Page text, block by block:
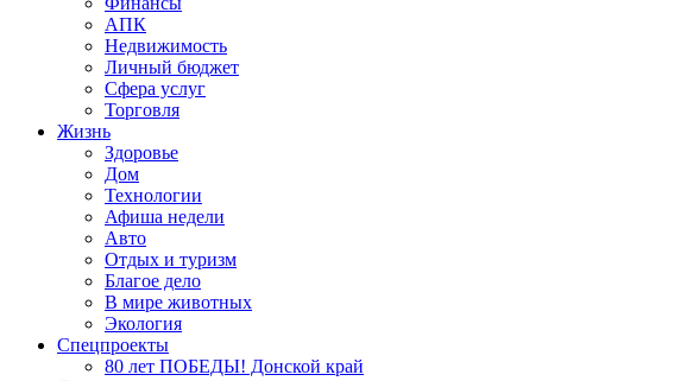
АПК
Недвижимость
Личный бюджет
Сфера услуг
Торговля
Жизнь
Здоровье
Дом
Технологии
Афиша недели
Авто
Отдых и туризм
Благое дело
В мире животных
Экология
Спецпроекты
80 лет ПОБЕДЫ! Донской край